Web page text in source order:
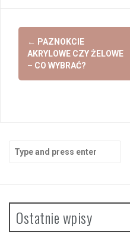
Post
navigation
← PAZNOKCIE
AKRYLOWE CZY ŻELOWE
– CO WYBRAĆ?
for:
Ostatnie wpisy